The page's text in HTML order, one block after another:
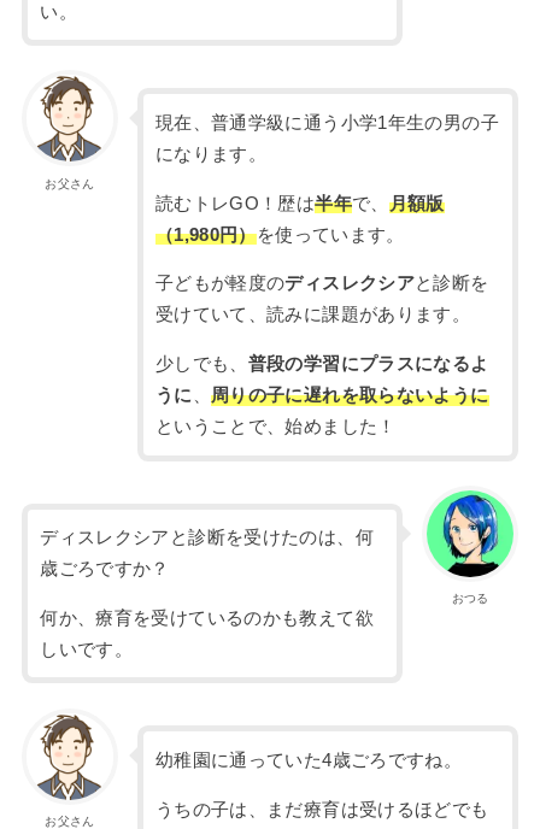
い。
お父さん
現在、普通学級に通う小学1年生の男の子
になります。
読むトレGO！歴は半年で、 月額版
（1,980円）を使っています。
子どもが軽度のディスレクシアと診断を
受けていて、読みに課題があります。
少しでも、 普段の学習にプラスになるよ
うに 、 周りの子に遅れを取らないように
ということで、始めました！
おつる
ディスレクシアと診断を受けたのは、何
歳ごろですか？
何か、療育を受けているのかも教えて欲
しいです。
お父さん
幼稚園に通っていた4歳ごろですね。
うちの子は、まだ療育は受けるほどでも